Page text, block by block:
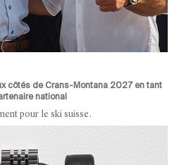
côtés de Crans-Montana 2027 en tant
national
pour le ski suisse.